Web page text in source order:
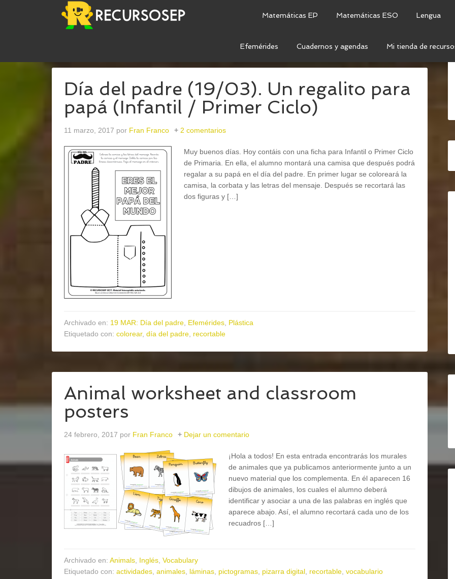
Matemáticas EP Matemáticas ESO Lengua
Efemérides Cuadernos y agendas Mi tienda de
Día del padre (19/03). Un regalito para
papá (Infantil / Primer Ciclo)
11 marzo, 2017 por Fran Franco 2 comentarios
Muy buenos días. Hoy contáis con una ficha para Infantil o Primer Ciclo
de Primaria. En ella, el alumno montará una camisa que después podrá
regalar a su papá en el día del padre. En primer lugar se coloreará la
camisa, la corbata y las letras del mensaje. Después se recortará las
dos figuras y […]
Archivado en: 19 MAR: Día del padre Efemérides Plástica
Etiquetado con: colorear, día del padre recortable
Animal worksheet and classroom
posters
24 febrero, 2017 por Fran Franco Dejar un comentario
¡Hola a todos! En esta entrada encontrarás los murales
de animales que ya publicamos anteriormente junto a un
nuevo material que los complementa. En él aparecen 16
dibujos de animales, los cuales el alumno deberá
identificar y asociar a una de las palabras en inglés que
aparece abajo. Así, el alumno recortará cada uno de los
recuadros […]
Archivado en: Animals Inglés Vocabulary
Etiquetado con: actividades animales láminas pictogramas pizarra digital recortable vocabulario